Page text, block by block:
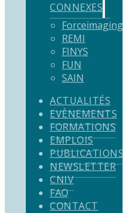
CONNEXES
Forceimaging
REMI
FINYS
FUN
SAIN
ACTUALITÉS
EVÈNEMENTS
FORMATIONS
EMPLOIS
PUBLICATIONS
NEWSLETTER
CNIV
FAQ
CONTACT